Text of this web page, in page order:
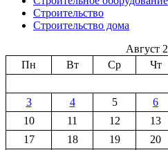
Строительство
Строительство дома
Август
Пн
Вт Ср Чт
3
4 5 6
10
11 12 13
17
18 19 20